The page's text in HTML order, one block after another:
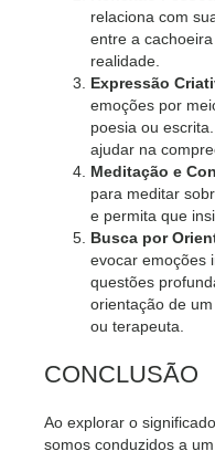
relaciona com
entre a
realidade.
Expressão
emoções por
poesia ou
ajudar na
Meditação e
para meditar
e permita que
Busca por
evocar emoções
questões
orientação de
ou terapeuta.
CONCLUSÃO
Ao explorar o
somos conduzidos a